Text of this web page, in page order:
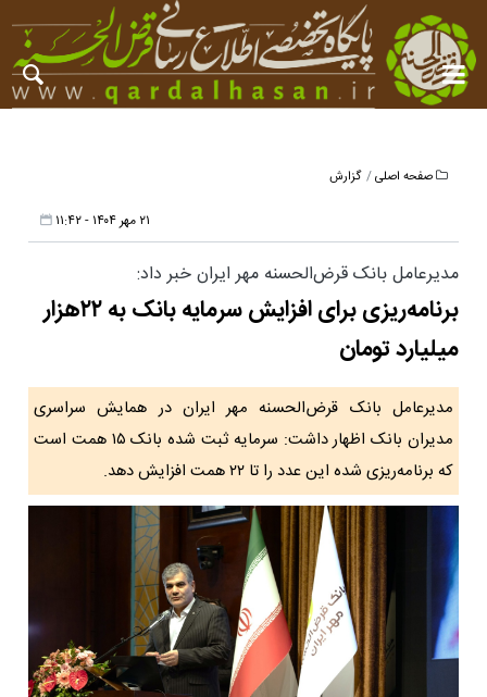
صفحه اصلی گزارش
۲۱ مهر ۱۴۰۴ - ۱۱:۴۲
مدیرعامل بانک قرض‌الحسنه مهر ایران خبر داد:
برنامه‌ریزی برای افزایش سرمایه بانک به ۲۲هزار
میلیارد تومان
مدیرعامل بانک قرض‌الحسنه مهر ایران در همایش سراسری
مدیران بانک اظهار داشت: سرمایه ثبت ‌شده بانک ۱۵ همت است
که برنامه‌ریزی شده این عدد را تا ۲۲ همت افزایش دهد.